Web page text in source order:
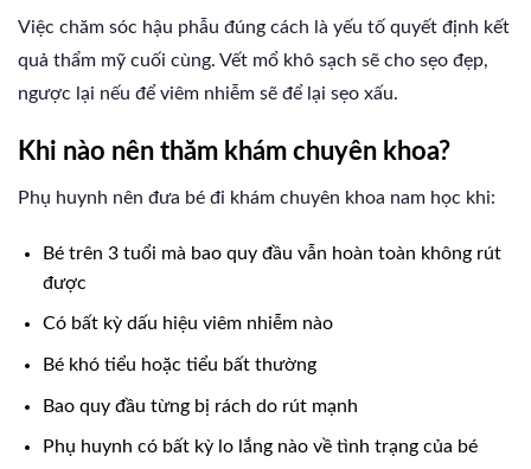
Việc chăm sóc hậu phẫu đúng cách là yếu tố quyết định kết
quả thẩm mỹ cuối cùng. Vết mổ khô sạch sẽ cho sẹo đẹp,
ngược lại nếu để viêm nhiễm sẽ để lại sẹo xấu.
Khi nào nên thăm khám chuyên khoa?
Phụ huynh nên đưa bé đi khám chuyên khoa nam học khi:
Bé trên 3 tuổi mà bao quy đầu vẫn hoàn toàn không rút
được
Có bất kỳ dấu hiệu viêm nhiễm nào
Bé khó tiểu hoặc tiểu bất thường
Bao quy đầu từng bị rách do rút mạnh
Phụ huynh có bất kỳ lo lắng nào về tình trạng của bé